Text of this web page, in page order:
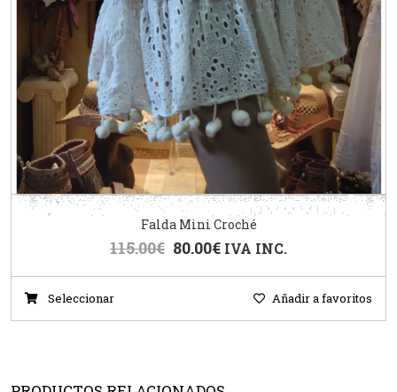
Falda Mini Croché
115.00€ 80.00€ IVA INC.
Seleccionar Añadir a favoritos